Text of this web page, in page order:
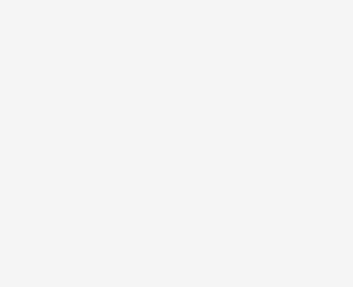
van ouders
en signaleren
over 3 Preventie en signaleren